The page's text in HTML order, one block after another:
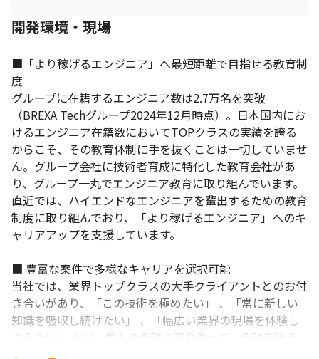
開発環境・現場
■「より稼げるエンジニア」へ最短距離で目指せる教育制
度
グループに在籍するエンジニア数は2.7万名を突破
（BREXA Techグループ2024年12月時点）。日本国内にお
けるエンジニア在籍数においてTOPクラスの実績を誇る
からこそ、その教育体制に手を抜くことは一切していませ
ん。グループ会社に技術者育成に特化した教育会社があ
り、グループ一丸でエンジニア教育に取り組んでいます。
直近では、ハイエンドなエンジニアを輩出するための教育
制度に取り組んでおり、「より稼げるエンジニア」へのキ
ャリアアップを支援しています。
■ 豊富な案件で多様なキャリアを選択可能
当社では、業界トップクラスの大手クライアントとのお付
き合いがあり、「この技術を極めたい」 、「常に新しい
知識を吸収し続けたい」 、「幅広い業界の現場を体験し
てみたい」 など、個人の希望に寄り添って、希望を叶え
るお手伝いが可能です。